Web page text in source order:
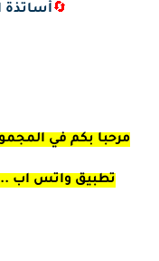
🔄أساتذة
مرحبا بكم في
تطبيق واتس اب ...